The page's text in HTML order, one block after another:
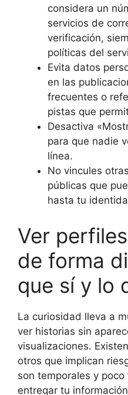
considera un
servicios de
verificación,
políticas del
Evita datos
en las
frecuentes o
pistas que
Desactiva
para que nadie
línea.
No vincules
públicas que
hasta tu
Ver
de forma
que sí y lo
La curiosidad lleva a
ver historias sin
visualizaciones.
otros que implican
son temporales y
entregar tu